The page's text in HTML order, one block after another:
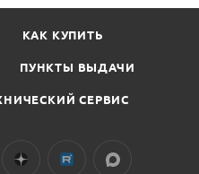
КАК КУПИТЬ
ПУНКТЫ ВЫДАЧИ
СЕРВИС